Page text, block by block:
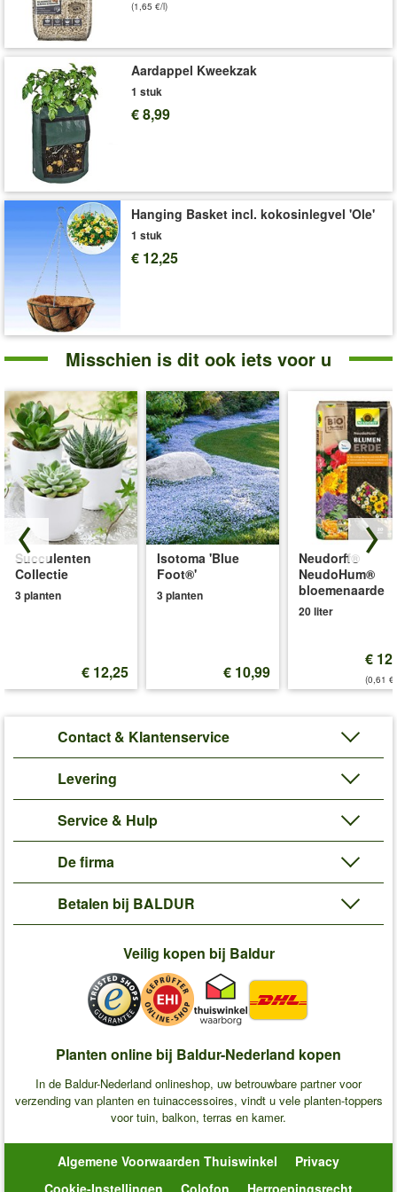
(1,65 €/l)
Aardappel Kweekzak
1 stuk
€ 8,99
Hanging Basket incl. kokosinlegvel 'Ole'
1 stuk
€ 12,25
Misschien is dit ook iets voor u
Succulenten
Collectie
3 planten
€ 12,25
Isotoma 'Blue
Foot®'
3 planten
€ 10,99
Neudorff®
NeudoHum®
bloemenaarde
20 liter
€
(0,61
Contact & Klantenservice
Levering
Service & Hulp
De firma
Betalen bij BALDUR
Veilig kopen bij Baldur
Planten online bij Baldur-Nederland kopen
In de Baldur-Nederland onlineshop, uw betrouwbare partner voor
verzending van planten en tuinaccessoires, vindt u vele planten-toppers
voor tuin, balkon, terras en kamer.
Algemene Voorwaarden Thuiswinkel
Privacy
Cookie-Instellingen
Colofon Herroepingsrecht